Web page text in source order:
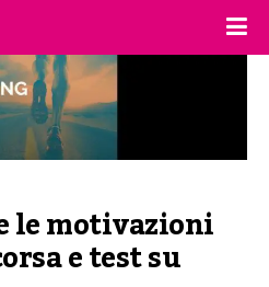
le motivazioni
e test su